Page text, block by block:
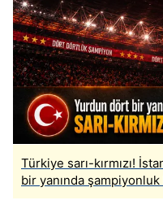
Türkiye sarı-kırmızı!
bir yanında şampiyonluk